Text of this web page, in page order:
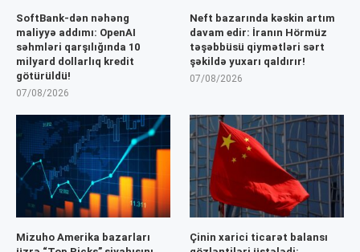
SoftBank-dən nəhəng
maliyyə addımı: OpenAI
səhmləri qarşılığında 10
milyard dollarlıq kredit
götürüldü!
07/08/2026
Neft bazarında kəskin artım
davam edir: İranın Hörmüz
təşəbbüsü qiymətləri sərt
şəkildə yuxarı qaldırır!
07/08/2026
Mizuho Amerika bazarları
Çinin xarici ticarət balansı